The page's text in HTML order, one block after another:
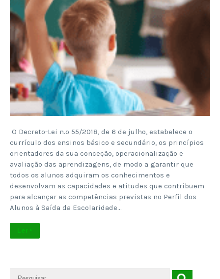
O Decreto-Lei n.º 55/2018, de 6 de julho, estabelece o
currículo dos ensinos básico e secundário, os princípios
orientadores da sua conceção, operacionalização e
avaliação das aprendizagens, de modo a garantir que
todos os alunos adquiram os conhecimentos e
desenvolvam as capacidades e atitudes que contribuem
para alcançar as competências previstas no Perfil dos
Alunos à Saída da Escolaridade…
Ler +